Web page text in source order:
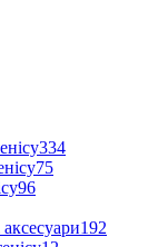
334
75
96
192